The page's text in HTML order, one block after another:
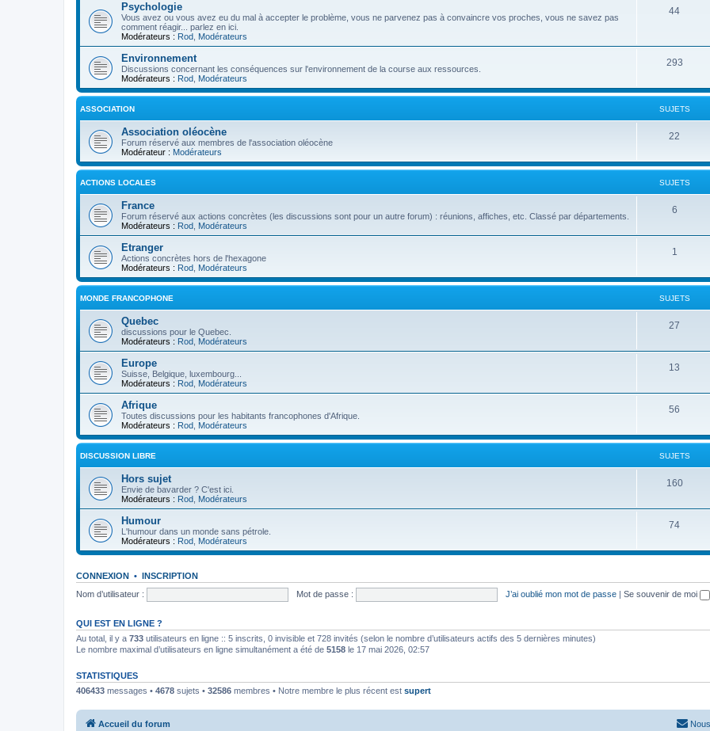
Psychologie
Vous avez ou vous avez eu du mal à accepter le problème, vous ne parvenez pas à convaincre vos proches, vous ne savez pas
comment réagir... parlez en ici.
Modérateurs : Rod Modérateurs
44
Environnement
Discussions concernant les conséquences sur l'environnement de la course aux ressources.
Modérateurs : Rod Modérateurs
293
ASSOCIATION SUJETS
Association oléocène
Forum réservé aux membres de l'association oléocène
Modérateur : Modérateurs
22
ACTIONS LOCALES SUJETS
France
Forum réservé aux actions concrètes (les discussions sont pour un autre forum) : réunions, affiches, etc. Classé par départements.
Modérateurs : Rod Modérateurs
6
Etranger
Actions concrètes hors de l'hexagone
Modérateurs : Rod Modérateurs
1
MONDE FRANCOPHONE SUJETS
Quebec
discussions pour le Quebec.
Modérateurs : Rod Modérateurs
27
Europe
Suisse, Belgique, luxembourg...
Modérateurs : Rod Modérateurs
13
Afrique
Toutes discussions pour les habitants francophones d'Afrique.
Modérateurs : Rod Modérateurs
56
DISCUSSION LIBRE SUJETS
Hors sujet
Envie de bavarder ? C'est ici.
Modérateurs : Rod Modérateurs
160
Humour
L'humour dans un monde sans pétrole.
Modérateurs : Rod Modérateurs
74
CONNEXION • INSCRIPTION
Nom d’utilisateur :
Mot de passe : J’ai oublié mon mot de passe | Se souvenir de moi
QUI EST EN LIGNE ?
Au total, il y a 733 utilisateurs en ligne :: 5 inscrits, 0 invisible et 728 invités (selon le nombre d’utilisateurs actifs des 5 dernières minutes)
Le nombre maximal d’utilisateurs en ligne simultanément a été de 5158 le 17 mai 2026, 02:57
STATISTIQUES
406433 messages • 4678 sujets • 32586 membres • Notre membre le plus récent est supert
Accueil du forum